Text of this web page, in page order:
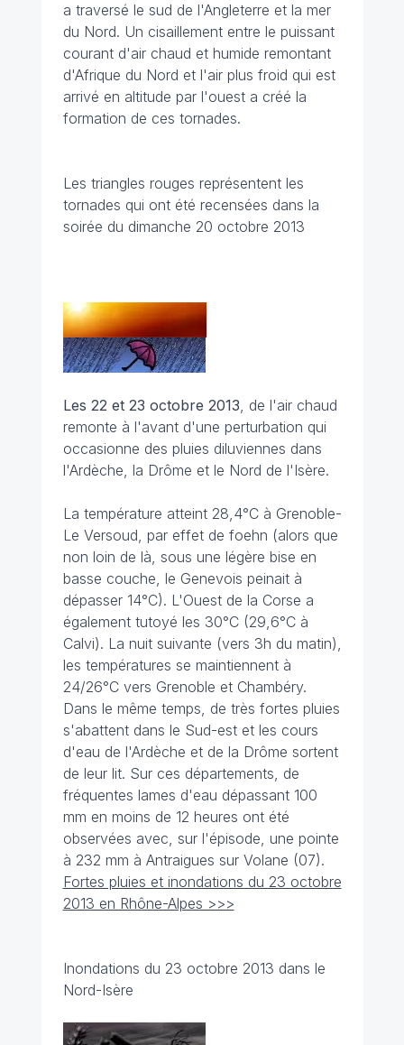
a traversé le sud de l'Angleterre et la mer
du Nord. Un cisaillement entre le puissant
courant d'air chaud et humide remontant
d'Afrique du Nord et l'air plus froid qui est
arrivé en altitude par l'ouest a créé la
formation de ces tornades.
Les triangles rouges représentent les
tornades qui ont été recensées dans la
soirée du dimanche 20 octobre 2013
Les 22 et 23 octobre 2013, de l'air chaud
remonte à l'avant d'une perturbation qui
occasionne des pluies diluviennes dans
l'Ardèche, la Drôme et le Nord de l'Isère.
La température atteint 28,4°C à Grenoble-
Le Versoud, par effet de foehn (alors que
non loin de là, sous une légère bise en
basse couche, le Genevois peinait à
dépasser 14°C). L'Ouest de la Corse a
également tutoyé les 30°C (29,6°C à
Calvi). La nuit suivante (vers 3h du matin),
les températures se maintiennent à
24/26°C vers Grenoble et Chambéry.
Dans le même temps, de très fortes pluies
s'abattent dans le Sud-est et les cours
d'eau de l'Ardèche et de la Drôme sortent
de leur lit. Sur ces départements, de
fréquentes lames d'eau dépassant 100
mm en moins de 12 heures ont été
observées avec, sur l'épisode, une pointe
à 232 mm à Antraigues sur Volane (07).
Fortes pluies et inondations du 23 octobre
2013 en Rhône-Alpes >>>
Inondations du 23 octobre 2013 dans le
Nord-Isère